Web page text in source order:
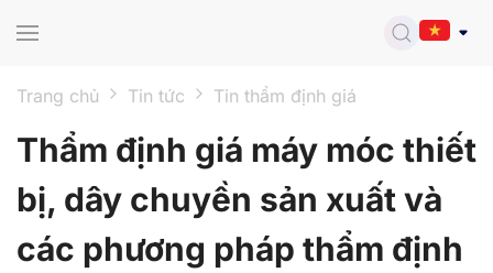
Trang chủ Tin tức Tin thẩm định giá
Thẩm định giá máy móc thiết
bị, dây chuyền sản xuất và
các phương pháp thẩm định